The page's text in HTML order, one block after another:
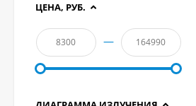
ЦЕНА, РУБ.
—